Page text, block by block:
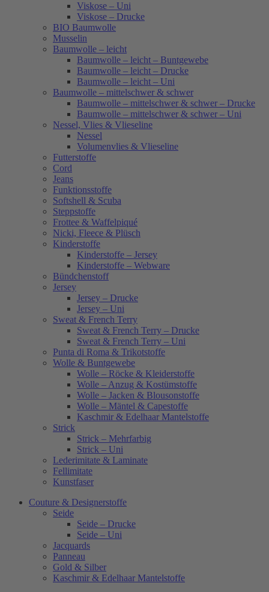
Viskose – Uni
Viskose – Drucke
BIO Baumwolle
Musselin
Baumwolle – leicht
Baumwolle – leicht – Buntgewebe
Baumwolle – leicht – Drucke
Baumwolle – leicht – Uni
Baumwolle – mittelschwer & schwer
Baumwolle – mittelschwer & schwer – Drucke
Baumwolle – mittelschwer & schwer – Uni
Nessel, Vlies & Vlieseline
Nessel
Volumenvlies & Vlieseline
Futterstoffe
Cord
Jeans
Funktionsstoffe
Softshell & Scuba
Steppstoffe
Frottee & Waffelpiqué
Nicki, Fleece & Plüsch
Kinderstoffe
Kinderstoffe – Jersey
Kinderstoffe – Webware
Bündchenstoff
Jersey
Jersey – Drucke
Jersey – Uni
Sweat & French Terry
Sweat & French Terry – Drucke
Sweat & French Terry – Uni
Punta di Roma & Trikotstoffe
Wolle & Buntgewebe
Wolle – Röcke & Kleiderstoffe
Wolle – Anzug & Kostümstoffe
Wolle – Jacken & Blousonstoffe
Wolle – Mäntel & Capestoffe
Kaschmir & Edelhaar Mantelstoffe
Strick
Strick – Mehrfarbig
Strick – Uni
Lederimitate & Laminate
Fellimitate
Kunstfaser
Couture & Designerstoffe
Seide
Seide – Drucke
Seide – Uni
Jacquards
Panneau
Gold & Silber
Kaschmir & Edelhaar Mantelstoffe